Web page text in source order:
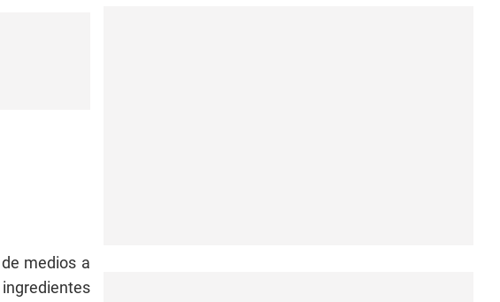
medios a